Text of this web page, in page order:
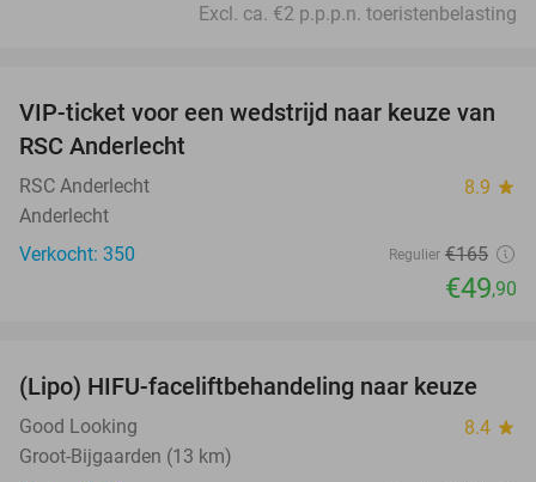
Excl. ca. €2 p.p.p.n. toeristenbelasting
70%
VIP-ticket voor een wedstrijd naar keuze van
RSC Anderlecht
RSC Anderlecht 8.9 star
Anderlecht
Verkocht: 350
Regulier €165
€49,90
87%
(Lipo) HIFU-faceliftbehandeling naar keuze
Good Looking 8.4 star
Groot-Bijgaarden (13 km)